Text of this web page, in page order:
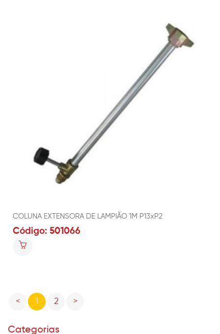
COLUNA EXTENSORA DE LAMPIÃO 1M P13xP2
Código: 501066
<Previous
1 2 >Next
Categorias